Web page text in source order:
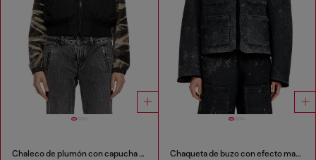
Chaleco de plumón con capucha de nailon arrugado Chaqueta de buzo con efecto marmoleado y bolsillos